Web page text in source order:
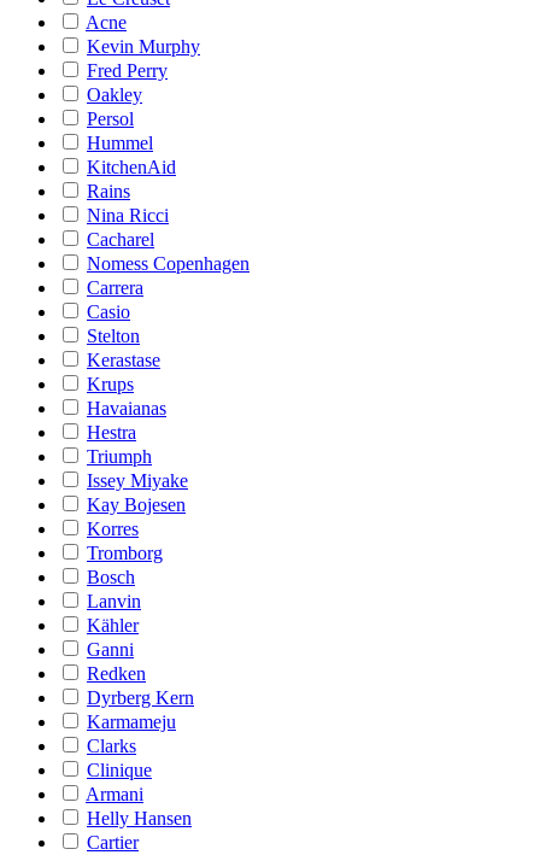
Acne
Kevin Murphy
Fred Perry
Oakley
Persol
Hummel
KitchenAid
Rains
Nina Ricci
Cacharel
Nomess Copenhagen
Carrera
Casio
Stelton
Kerastase
Krups
Havaianas
Hestra
Triumph
Issey Miyake
Kay Bojesen
Korres
Tromborg
Bosch
Lanvin
Kähler
Ganni
Redken
Dyrberg Kern
Karmameju
Clarks
Clinique
Armani
Helly Hansen
Cartier